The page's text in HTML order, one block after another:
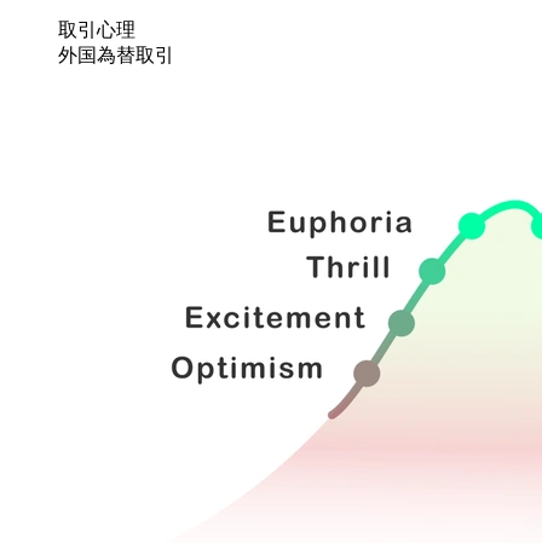
取引心理
外国為替取引